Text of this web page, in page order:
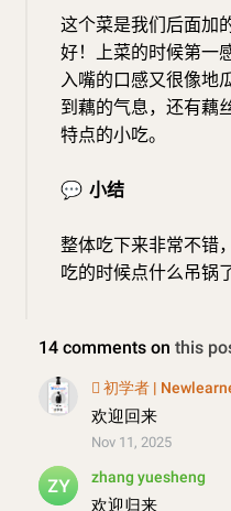
这个菜是我们后面加
好！上菜的时候第一
入嘴的口感又很像地
到藕的气息，还有藕
特点的小吃。
💬 小结
整体吃下来非常不错
吃的时候点什么吊锅了